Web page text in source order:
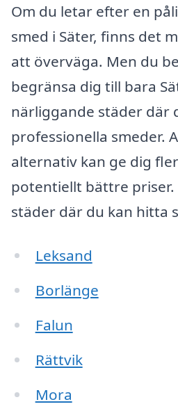
Om du letar efter en
smed i Säter, finns det
att överväga. Men du
begränsa dig till bara
närliggande städer där
professionella smeder.
alternativ kan ge dig
potentiellt bättre priser.
städer där du kan hitta
Leksand
Borlänge
Falun
Rättvik
Mora